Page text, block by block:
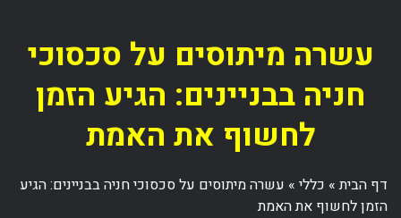
עשרה מיתוסים על סכסוכי
חניה בבניינים: הגיע הזמן
לחשוף את האמת
דף הבית» כללי» עשרה מיתוסים על סכסוכי חניה בבניינים: הגיע
הזמן לחשוף את האמת